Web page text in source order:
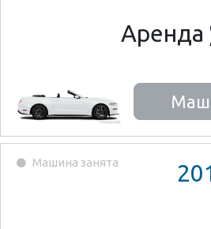
Аренда
Машина занята